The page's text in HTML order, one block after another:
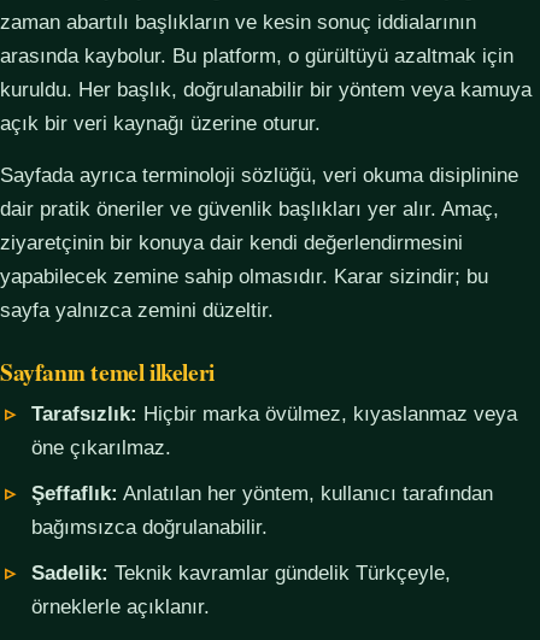
zaman abartılı başlıkların ve kesin sonuç iddialarının
arasında kaybolur. Bu platform, o gürültüyü azaltmak için
kuruldu. Her başlık, doğrulanabilir bir yöntem veya kamuya
açık bir veri kaynağı üzerine oturur.
Sayfada ayrıca terminoloji sözlüğü, veri okuma disiplinine
dair pratik öneriler ve güvenlik başlıkları yer alır. Amaç,
ziyaretçinin bir konuya dair kendi değerlendirmesini
yapabilecek zemine sahip olmasıdır. Karar sizindir; bu
sayfa yalnızca zemini düzeltir.
Sayfanın temel ilkeleri
Tarafsızlık: Hiçbir marka övülmez, kıyaslanmaz veya
öne çıkarılmaz.
Şeffaflık: Anlatılan her yöntem, kullanıcı tarafından
bağımsızca doğrulanabilir.
Sadelik: Teknik kavramlar gündelik Türkçeyle,
örneklerle açıklanır.